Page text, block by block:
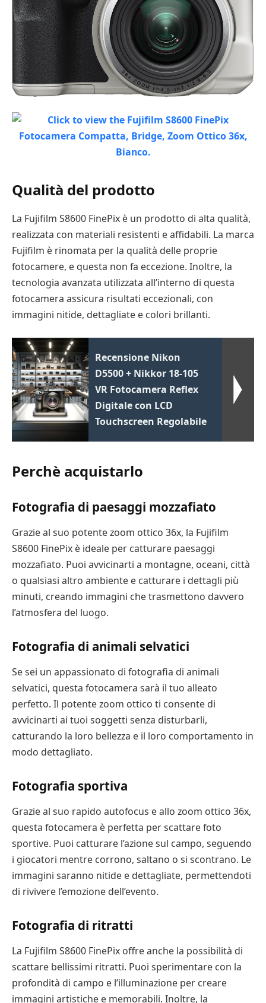
Qualità del prodotto
La Fujifilm S8600 FinePix è un prodotto di alta qualità,
realizzata con materiali resistenti e affidabili. La marca
Fujifilm è rinomata per la qualità delle proprie
fotocamere, e questa non fa eccezione. Inoltre, la
tecnologia avanzata utilizzata all’interno di questa
fotocamera assicura risultati eccezionali, con
immagini nitide, dettagliate e colori brillanti.
Recensione Nikon
D5500 + Nikkor 18-105
VR Fotocamera Reflex
Digitale con LCD
Touchscreen Regolabile
Perchè acquistarlo
Fotografia di paesaggi mozzafiato
Grazie al suo potente zoom ottico 36x, la Fujifilm
S8600 FinePix è ideale per catturare paesaggi
mozzafiato. Puoi avvicinarti a montagne, oceani, città
o qualsiasi altro ambiente e catturare i dettagli più
minuti, creando immagini che trasmettono davvero
l’atmosfera del luogo.
Fotografia di animali selvatici
Se sei un appassionato di fotografia di animali
selvatici, questa fotocamera sarà il tuo alleato
perfetto. Il potente zoom ottico ti consente di
avvicinarti ai tuoi soggetti senza disturbarli,
catturando la loro bellezza e il loro comportamento in
modo dettagliato.
Fotografia sportiva
Grazie al suo rapido autofocus e allo zoom ottico 36x,
questa fotocamera è perfetta per scattare foto
sportive. Puoi catturare l’azione sul campo, seguendo
i giocatori mentre corrono, saltano o si scontrano. Le
immagini saranno nitide e dettagliate, permettendoti
di rivivere l’emozione dell’evento.
Fotografia di ritratti
La Fujifilm S8600 FinePix offre anche la possibilità di
scattare bellissimi ritratti. Puoi sperimentare con la
profondità di campo e l’illuminazione per creare
immagini artistiche e memorabili. Inoltre, la